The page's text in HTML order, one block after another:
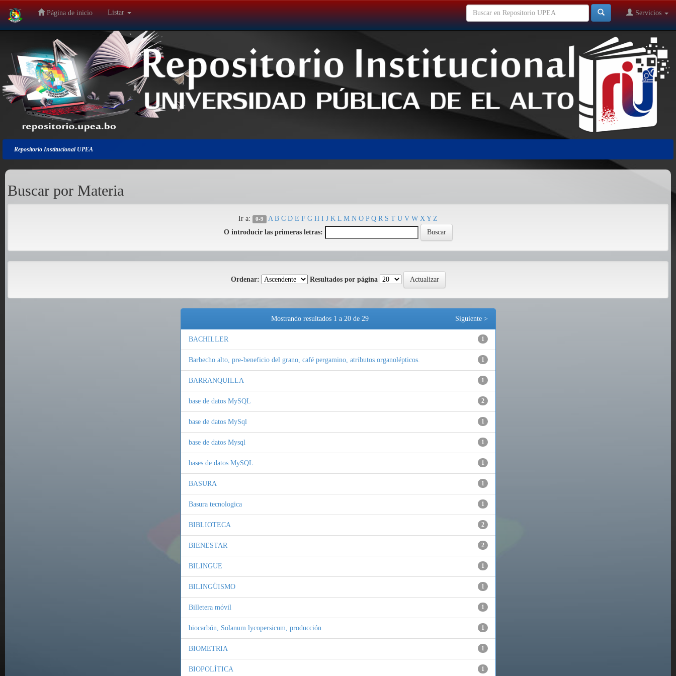
Salir
navegación
Página de inicio Listar Servicios
Repositorio Institucional UPEA
Buscar por Materia
Ir a: 0-9 A B C D E F G H I J K L M N O P Q R S T U V W X Y Z
O introducir las primeras letras:
Ordenar: Resultados por página
Mostrando resultados 1 a 20 de 29 Siguiente >
BACHILLER 1
Barbecho alto, pre-beneficio del grano, café pergamino, atributos organolépticos. 1
BARRANQUILLA 1
base de datos MySQL 2
base de datos MySql 1
base de datos Mysql 1
bases de datos MySQL 1
BASURA 1
Basura tecnologica 1
BIBLIOTECA 2
BIENESTAR 2
BILINGUE 1
BILINGÜISMO 1
Billetera móvil 1
biocarbón, Solanum lycopersicum, producción 1
BIOMETRIA 1
BIOPOLÍTICA 1